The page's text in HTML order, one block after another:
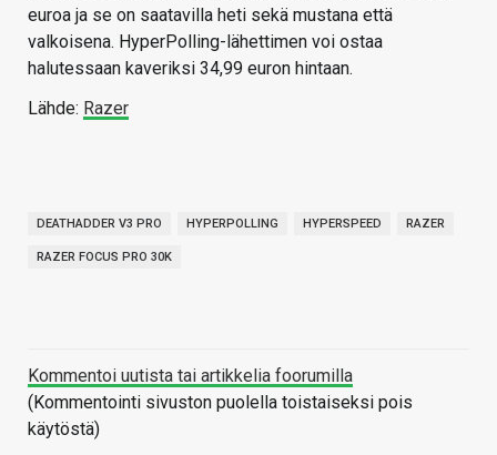
euroa ja se on saatavilla heti sekä mustana että
valkoisena. HyperPolling-lähettimen voi ostaa
halutessaan kaveriksi 34,99 euron hintaan.
Lähde: Razer
DEATHADDER V3 PRO HYPERPOLLING HYPERSPEED RAZER
RAZER FOCUS PRO 30K
Kommentoi uutista tai artikkelia foorumilla
(Kommentointi sivuston puolella toistaiseksi pois
käytöstä)